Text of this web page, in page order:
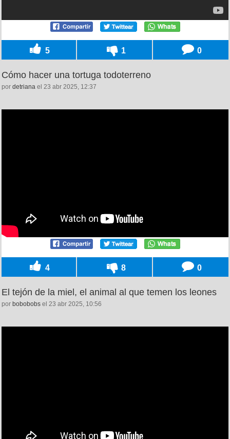
5 1 0
Cómo hacer una tortuga todoterreno
por detriana el 23 abr 2025, 12:37
4 8 0
El tejón de la miel, el animal al que temen los leones
por bobobobs el 23 abr 2025, 10:56